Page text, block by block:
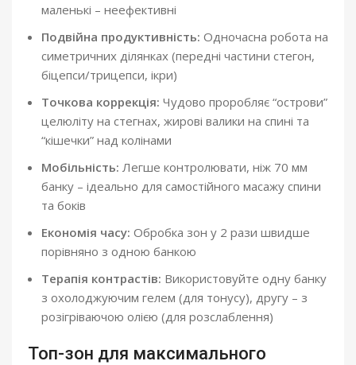
маленькі – неефективні
Подвійна продуктивність: Одночасна робота на
симетричних ділянках (передні частини стегон,
біцепси/трицепси, ікри)
Точкова коррекція: Чудово проробляє “острови”
целюліту на стегнах, жирові валики на спині та
“кішечки” над колінами
Мобільність: Легше контролювати, ніж 70 мм
банку – ідеально для самостійного масажу спини
та боків
Економія часу: Обробка зон у 2 рази швидше
порівняно з одною банкою
Терапія контрастів: Використовуйте одну банку
з охолоджуючим гелем (для тонусу), другу – з
розігріваючою олією (для розслаблення)
Топ-зон для максимального